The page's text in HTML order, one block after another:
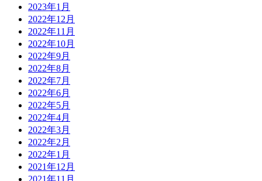
2023年1月
2022年12月
2022年11月
2022年10月
2022年9月
2022年8月
2022年7月
2022年6月
2022年5月
2022年4月
2022年3月
2022年2月
2022年1月
2021年12月
2021年11月